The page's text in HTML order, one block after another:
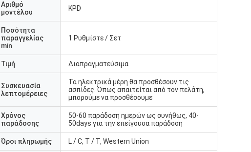
Αριθμό
μοντέλου
KPD
Ποσότητα
παραγγελίας
min
1 Ρυθμίστε / Σετ
Τιμή Διαπραγματεύσιμα
Συσκευασία
λεπτομέρειες
Τα ηλεκτρικά μέρη θα προσθέσουν τις
ασπίδες. Όπως απαιτείται από τον πελάτη,
μπορούμε να προσθέσουμε
Χρόνος
παράδοσης
50-60 παράδοση ημερών ως συνήθως, 40-
50days για την επείγουσα παράδοση
Όροι πληρωμής L / C, T / T, Western Union